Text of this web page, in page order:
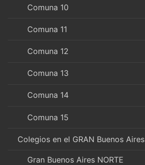
Comuna 10
Comuna 11
Comuna 12
Comuna 13
Comuna 14
Comuna 15
Colegios en el GRAN Buenos Aires
Gran Buenos Aires NORTE